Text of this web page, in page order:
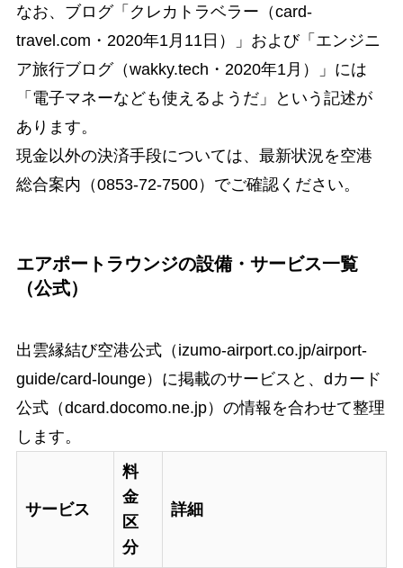
なお、ブログ「クレカトラベラー（card-
travel.com・2020年1月11日）」および「エンジニ
ア旅行ブログ（wakky.tech・2020年1月）」には
「電子マネーなども使えるようだ」という記述が
あります。
現金以外の決済手段については、最新状況を空港
総合案内（0853-72-7500）でご確認ください。
エアポートラウンジの設備・サービス一覧
（公式）
出雲縁結び空港公式（izumo-airport.co.jp/airport-
guide/card-lounge）に掲載のサービスと、dカード
公式（dcard.docomo.ne.jp）の情報を合わせて整理
します。
サービス
料
金
区
分
詳細